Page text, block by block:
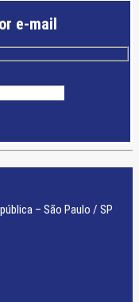
e-mail
– São Paulo / SP